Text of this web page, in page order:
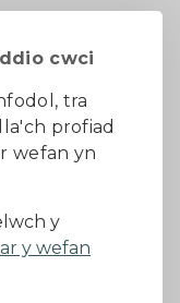
cwci
tra
profiad
wefan yn
y
y wefan
ac amodau